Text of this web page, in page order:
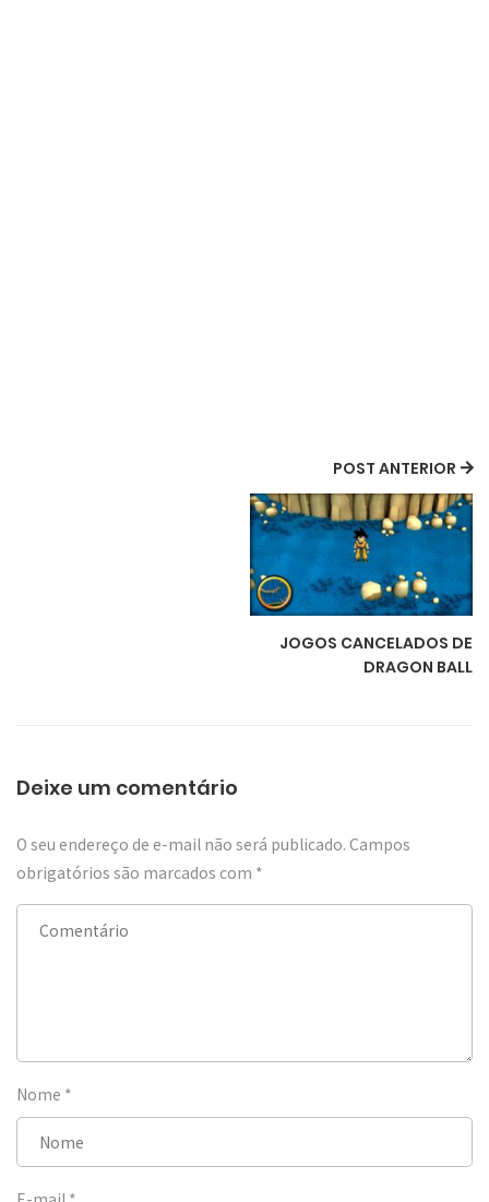
POST ANTERIOR
JOGOS CANCELADOS DE
DRAGON BALL
Deixe um comentário
O seu endereço de e-mail não será publicado. Campos
obrigatórios são marcados com *
Nome *